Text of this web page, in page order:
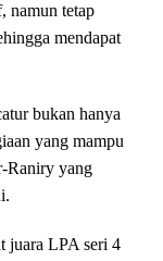
namun tetap
mendapat
bukan hanya
yang mampu
Raniry yang
juara LPA seri 4